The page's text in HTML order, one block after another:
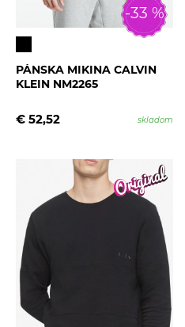
-33 %
PÁNSKA MIKINA CALVIN
KLEIN NM2265
€ 52,52 skladom